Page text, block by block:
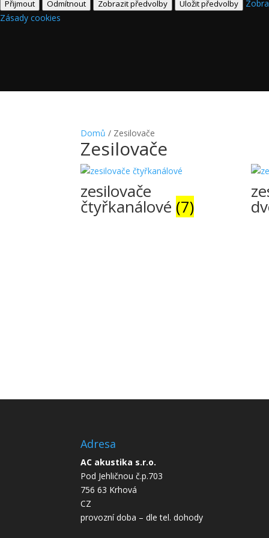
Přijmout Odmítnout Zobrazit předvolby Uložit předvolby
Zásady cookies
Domů / Zesilovače
Zesilovače
zesilovače
čtyřkanálové (7)
Adresa
AC akustika s.r.o.
Pod Jehličnou č.p.703
756 63 Krhová
CZ
provozní doba – dle tel. dohody